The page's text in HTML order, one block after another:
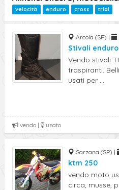
velocità enduro cross trial
Arcola (SP) |
Stivali enduro
Vendo stivali
traspiranti.
usati per ...
vendo | usato
Sarzana (SP) |
ktm 250
vendo moto
circa, musse,